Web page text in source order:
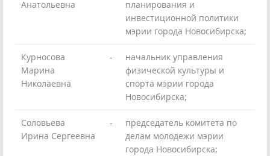
Анатольевна
планирования и
инвестиционной политики
мэрии города Новосибирска;
Курносова
Марина
Николаевна
-
начальник управления
физической культуры и
спорта мэрии города
Новосибирска;
Соловьева
Ирина Сергеевна
-
председатель комитета по
делам молодежи мэрии
города Новосибирска;